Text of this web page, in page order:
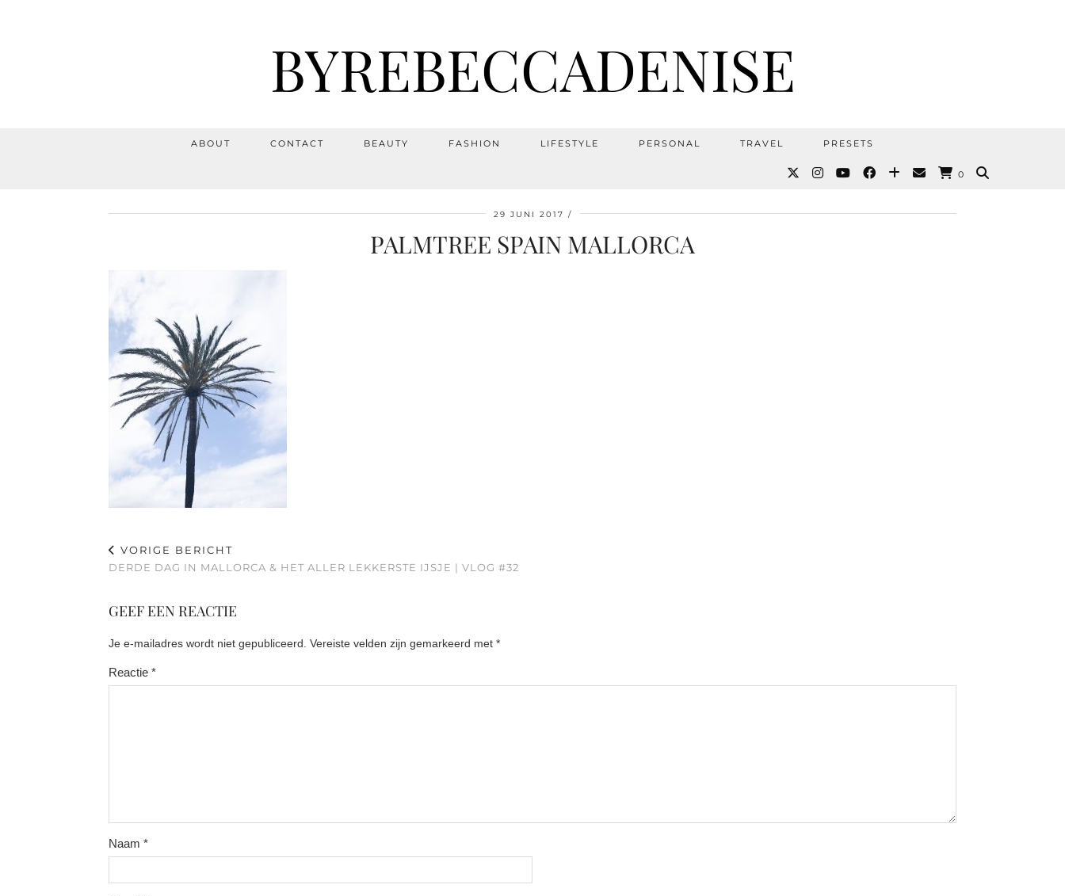
BYREBECCADENISE
ABOUT CONTACT BEAUTY FASHION LIFESTYLE PERSONAL TRAVEL PRESETS
0
29 JUNI 2017
PALMTREE SPAIN MALLORCA
VORIGE BERICHT
DERDE DAG IN MALLORCA & HET ALLER LEKKERSTE IJSJE | VLOG #32
GEEF EEN REACTIE
Je e-mailadres wordt niet gepubliceerd. Vereiste velden zijn gemarkeerd met *
Reactie *
Naam *